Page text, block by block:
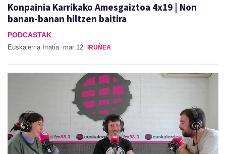
Konpainia Karrikako Amesgaiztoa 4x19 | Non
banan-banan hiltzen baitira
PODCASTAK
Euskalerria Irratia mar 12 IRUÑEA